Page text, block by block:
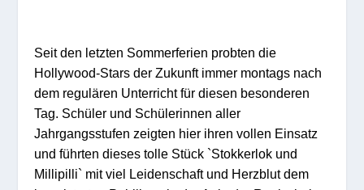
Seit den letzten Sommerferien probten die
Hollywood-Stars der Zukunft immer montags nach
dem regulären Unterricht für diesen besonderen
Tag. Schüler und Schülerinnen aller
Jahrgangsstufen zeigten hier ihren vollen Einsatz
und führten dieses tolle Stück `Stokkerlok und
Millipilli` mit viel Leidenschaft und Herzblut dem